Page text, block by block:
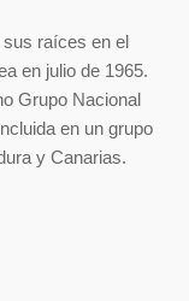
sus raíces en el
en julio de 1965.
Grupo Nacional
en un grupo
y Canarias.